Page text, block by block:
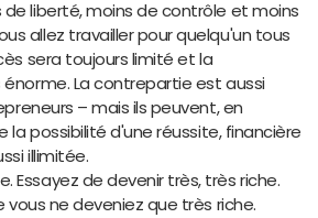
de liberté, moins de contrôle et moins
allez travailler pour quelqu'un tous
sera toujours limité et la
La contrepartie est aussi
– mais ils peuvent, en
la possibilité d'une réussite, financière
illimitée.
Essayez de devenir très, très riche.
vous ne deveniez que très riche.